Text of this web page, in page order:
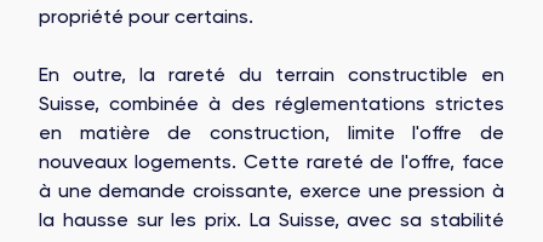
propriété pour certains.
En outre, la rareté du terrain constructible en
Suisse, combinée à des réglementations strictes
en matière de construction, limite l'offre de
nouveaux logements. Cette rareté de l'offre, face
à une demande croissante, exerce une pression à
la hausse sur les prix. La Suisse, avec sa stabilité